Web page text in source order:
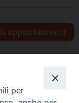
appuntamenti
ALBANO
06.9323844
per